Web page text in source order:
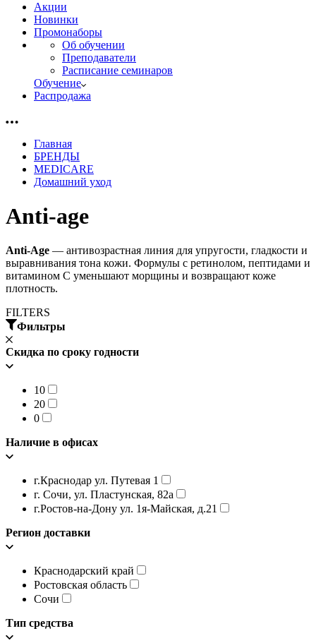
Акции
Новинки
Промонаборы
Об обучении
Преподаватели
Расписание семинаров
Обучение
Распродажа
Главная
БРЕНДЫ
MEDICARE
Домашний уход
Anti-age
Anti‑Age — антивозрастная линия для упругости, гладкости и
выравнивания тона кожи. Формулы с ретинолом, пептидами и
витамином C уменьшают морщины и возвращают коже
плотность.
FILTERS
Фильтры
Скидка по сроку годности
10
20
0
Наличие в офисах
г.Краснодар ул. Путевая 1
г. Сочи, ул. Пластунская, 82а
г.Ростов-на-Дону ул. 1я-Майская, д.21
Регион доставки
Краснодарский край
Ростовская область
Сочи
Тип средства